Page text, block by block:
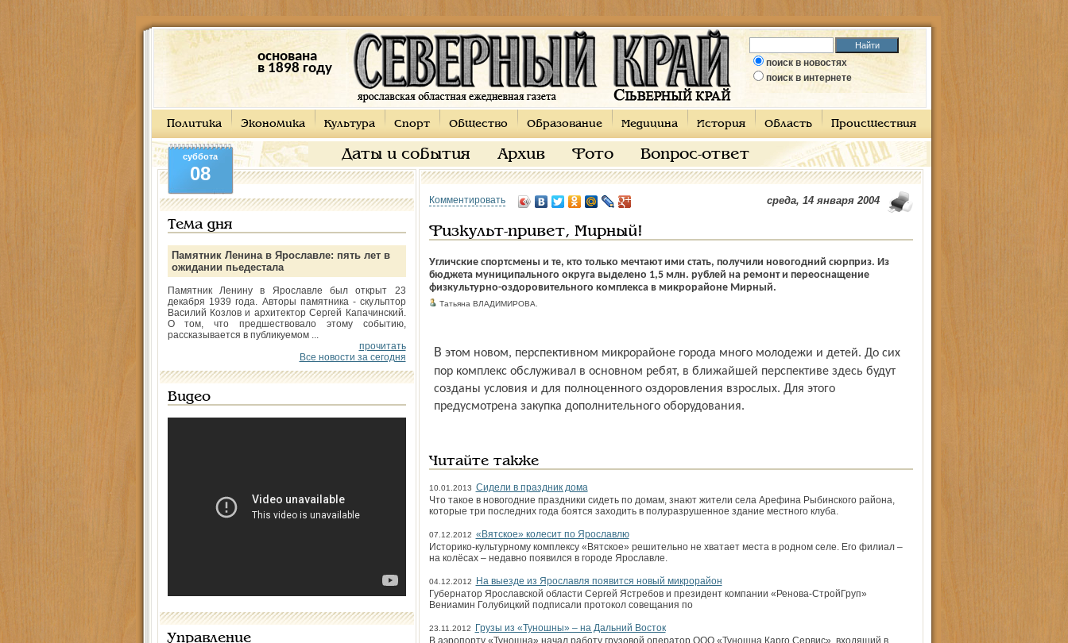
основана
в 1898 году
поиск в новостях
поиск в интернете
Политика Экономика Культура Спорт Общество Образование Медицина История Область Происшествия
Даты и события Архив Фото Вопрос-ответ
суббота
08
Тема дня
Памятник Ленина в Ярославле: пять лет в
ожидании пьедестала
Памятник Ленину в Ярославле был открыт 23
декабря 1939 года. Авторы памятника - скульптор
Василий Козлов и архитектор Сергей Капачинский.
О том, что предшествовало этому событию,
рассказывается в публикуемом ...
прочитать
Все новости за сегодня
Видео
Управление
Комментировать среда, 14 января 2004
Физкульт-привет, Мирный!
Угличские спортсмены и те, кто только мечтают ими стать, получили новогодний сюрприз. Из
бюджета муниципального округа выделено 1,5 млн. рублей на ремонт и переоснащение
физкультурно-оздоровительного комплекса в микрорайоне Мирный.
Татьяна ВЛАДИМИРОВА.
В этом новом, перспективном микрорайоне города много молодежи и детей. До сих
пор комплекс обслуживал в основном ребят, в ближайшей перспективе здесь будут
созданы условия и для полноценного оздоровления взрослых. Для этого
предусмотрена закупка дополнительного оборудования.
Читайте также
10.01.2013 Сидели в праздник дома
Что такое в новогодние праздники сидеть по домам, знают жители села Арефина Рыбинского района,
которые три последних года боятся заходить в полуразрушенное здание местного клуба.
07.12.2012 «Вятское» колесит по Ярославлю
Историко-культурному комплексу «Вятское» решительно не хватает места в родном селе. Его филиал –
на колёсах – недавно появился в городе Ярославле.
04.12.2012
На выезде из Ярославля появится новый микрорайон
Губернатор Ярославской области Сергей Ястребов и президент компании «Ренова-СтройГруп»
Вениамин Голубицкий подписали протокол совещания по
23.11.2012
Грузы из «Туношны» – на Дальний Восток
В аэропорту «Туношна» начал работу грузовой оператор ООО «Туношна Карго Сервис», входящий в